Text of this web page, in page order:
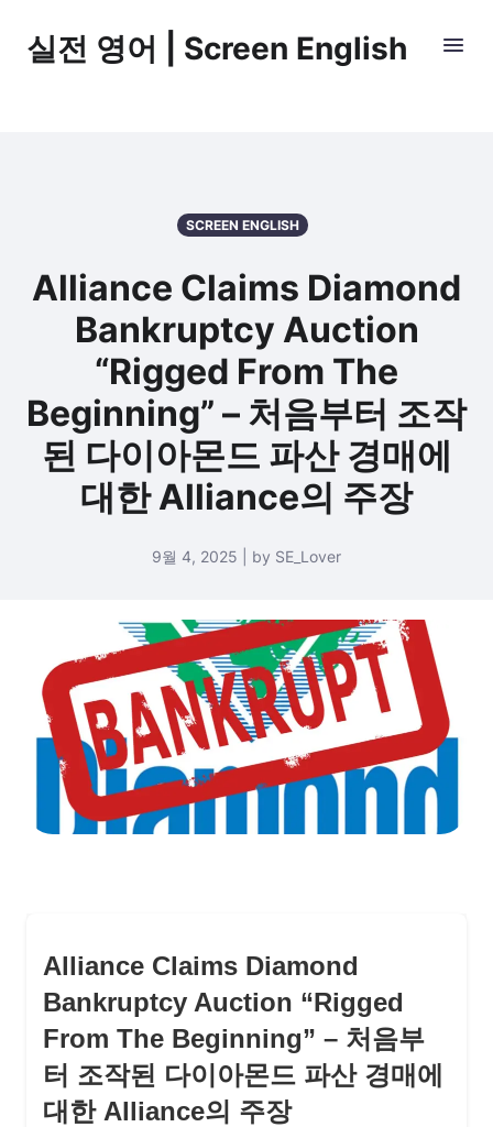
실전 영어 | Screen English
SCREEN ENGLISH
Alliance Claims Diamond
Bankruptcy Auction
“Rigged From The
Beginning” – 처음부터 조작
된 다이아몬드 파산 경매에
대한 Alliance의 주장
9월 4, 2025 | by SE_Lover
Alliance Claims Diamond
Bankruptcy Auction “Rigged
From The Beginning” – 처음부
터 조작된 다이아몬드 파산 경매에
대한 Alliance의 주장